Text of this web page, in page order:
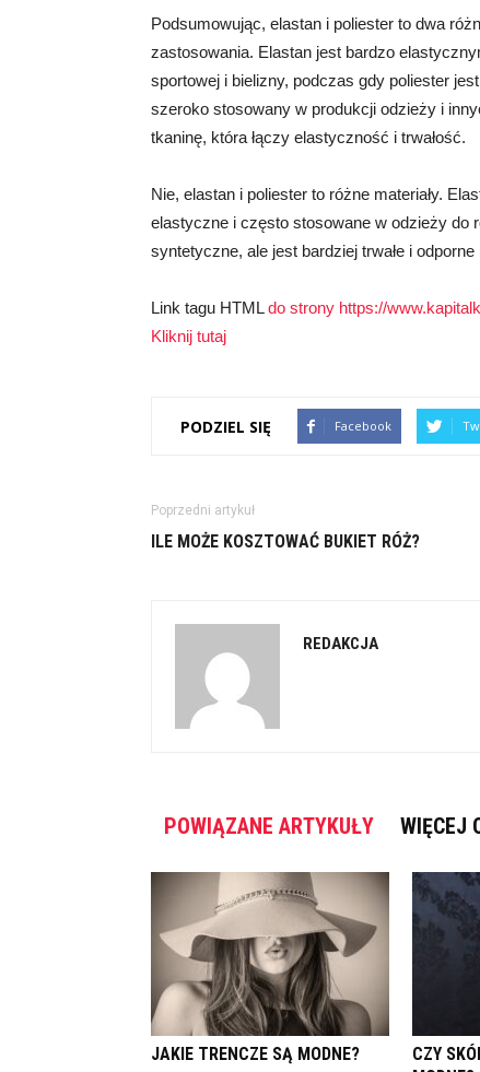
Podsumowując, elastan i poliester to dwa
zastosowania. Elastan jest bardzo
sportowej i bielizny, podczas gdy poliester
szeroko stosowany w produkcji odzieży i
tkaninę, która łączy elastyczność i trwałość.
Nie, elastan i poliester to różne materiały.
elastyczne i często stosowane w odzieży do
syntetyczne, ale jest bardziej trwałe i
Link tagu HTMLdo strony https://
Kliknij tutaj
PODZIEL SIĘ Facebook
Poprzedni artykuł
ILE MOŻE KOSZTOWAĆ BUKIET RÓŻ?
REDAKCJA
POWIĄZANE ARTYKUŁY WIĘCEJ
JAKIE TRENCZE SĄ MODNE?
CZY